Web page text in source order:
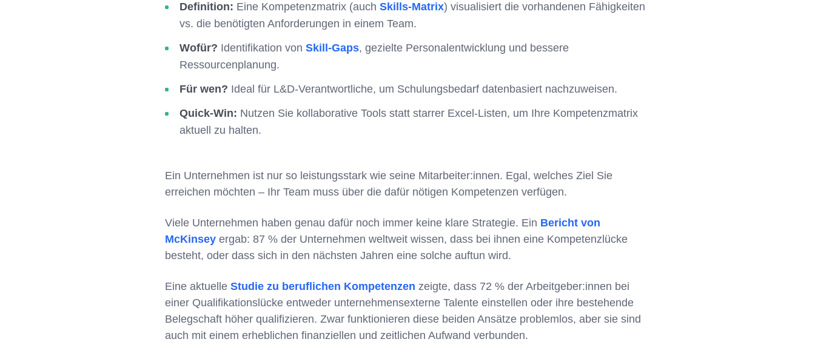
Definition: Eine Kompetenzmatrix (auch Skills-Matrix) visualisiert die vorhandenen Fähigkeiten
vs. die benötigten Anforderungen in einem Team.
Wofür? Identifikation von Skill-Gaps, gezielte Personalentwicklung und bessere
Ressourcenplanung.
Für wen? Ideal für L&D-Verantwortliche, um Schulungsbedarf datenbasiert nachzuweisen.
Quick-Win: Nutzen Sie kollaborative Tools statt starrer Excel-Listen, um Ihre Kompetenzmatrix
aktuell zu halten.
Ein Unternehmen ist nur so leistungsstark wie seine Mitarbeiter:innen. Egal, welches Ziel Sie
erreichen möchten – Ihr Team muss über die dafür nötigen Kompetenzen verfügen.
Viele Unternehmen haben genau dafür noch immer keine klare Strategie. Ein Bericht von
McKinsey ergab: 87 % der Unternehmen weltweit wissen, dass bei ihnen eine Kompetenzlücke
besteht, oder dass sich in den nächsten Jahren eine solche auftun wird.
Eine aktuelle Studie zu beruflichen Kompetenzen zeigte, dass 72 % der Arbeitgeber:innen bei
einer Qualifikationslücke entweder unternehmensexterne Talente einstellen oder ihre bestehende
Belegschaft höher qualifizieren. Zwar funktionieren diese beiden Ansätze problemlos, aber sie sind
auch mit einem erheblichen finanziellen und zeitlichen Aufwand verbunden.